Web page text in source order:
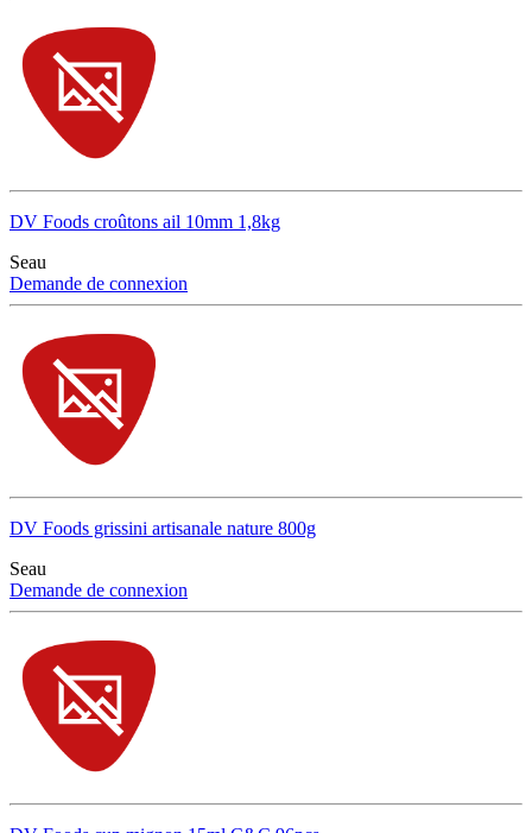
DV Foods croûtons ail 10mm 1,8kg
Seau
Demande de connexion
DV Foods grissini artisanale nature 800g
Seau
Demande de connexion